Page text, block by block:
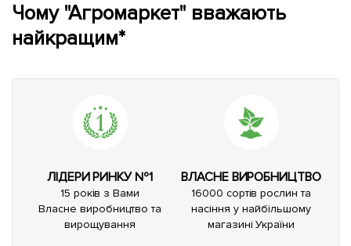
Чому "Агромаркет" вважають
найкращим*
ЛІДЕРИ РИНКУ №1
15 років з Вами
Власне виробництво та
вирощування
ВЛАСНЕ ВИРОБНИЦТВО
16000 сортів рослин та
насіння у найбільшому
магазині України